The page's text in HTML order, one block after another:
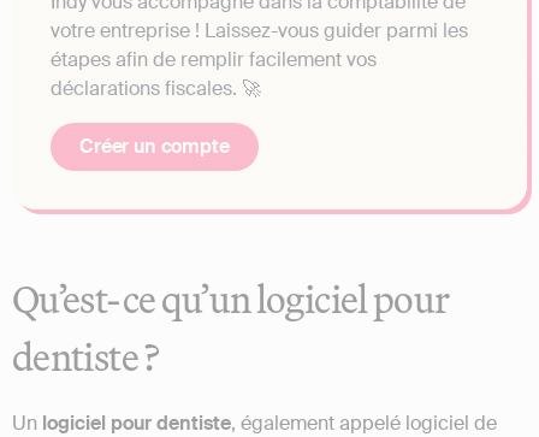
votre entreprise ! Laissez-vous guider parmi les
étapes afin de remplir facilement vos
déclarations fiscales. 🚀
Créer un compte
Qu’est-ce qu’un logiciel pour
dentiste ?
Un logiciel pour dentiste, également appelé logiciel de